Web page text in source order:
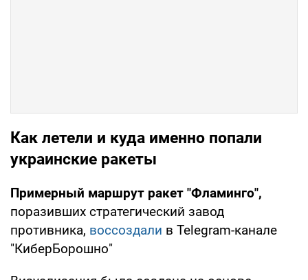
Как летели и куда именно попали
украинские ракеты
Примерный маршрут ракет "Фламинго",
поразивших стратегический завод
противника, воссоздали в Telegram-канале
"КиберБорошно"